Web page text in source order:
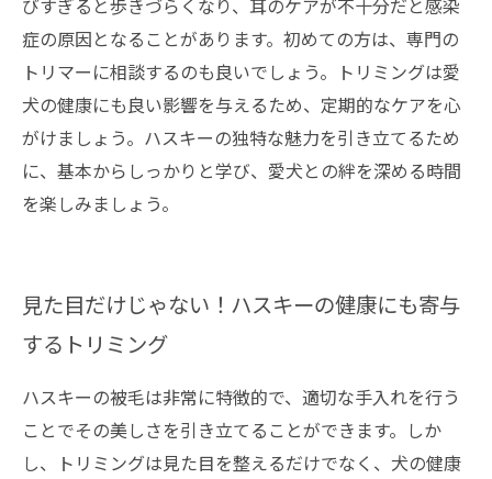
びすぎると歩きづらくなり、耳のケアが不十分だと感染
症の原因となることがあります。初めての方は、専門の
トリマーに相談するのも良いでしょう。トリミングは愛
犬の健康にも良い影響を与えるため、定期的なケアを心
がけましょう。ハスキーの独特な魅力を引き立てるため
に、基本からしっかりと学び、愛犬との絆を深める時間
を楽しみましょう。
見た目だけじゃない！ハスキーの健康にも寄与
するトリミング
ハスキーの被毛は非常に特徴的で、適切な手入れを行う
ことでその美しさを引き立てることができます。しか
し、トリミングは見た目を整えるだけでなく、犬の健康